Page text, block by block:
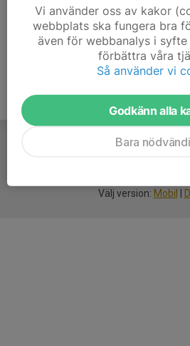
Ålder 17 år
Välj version: Mobil
Vi använder oss av kakor
webbplats ska fungera bra
även för webbanalys i
förbättra våra
Så använder vi
Godkänn alla
Bara